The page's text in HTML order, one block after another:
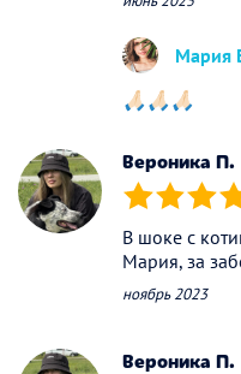
Мария
🙏🏻🙏🏻🙏🏻
Вероника П.
(*) (*) (*)
В шоке с
Мария, за
ноябрь 2023
Вероника П.